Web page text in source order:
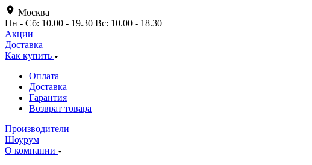
Москва
Пн - Сб: 10.00 - 19.30 Вс: 10.00 - 18.30
Акции
Доставка
Как купить
Оплата
Доставка
Гарантия
Возврат товара
Производители
Шоурум
О компании